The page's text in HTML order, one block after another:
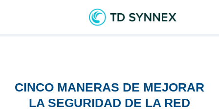
CINCO MANERAS DE MEJORAR
LA SEGURIDAD DE LA RED